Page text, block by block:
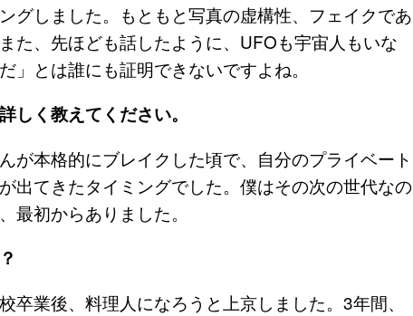
グしました。もともと写真の虚構性、フェイクであ
た、先ほども話したように、UFOも宇宙人もいな
とは誰にも証明できないですよね。
しく教えてください。
が本格的にブレイクした頃で、自分のプライベート
出てきたタイミングでした。僕はその次の世代なの
最初からありました。
業後、料理人になろうと上京しました。3年間、